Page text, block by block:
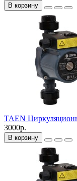
В корзину
TAEN
3000р.
В корзину